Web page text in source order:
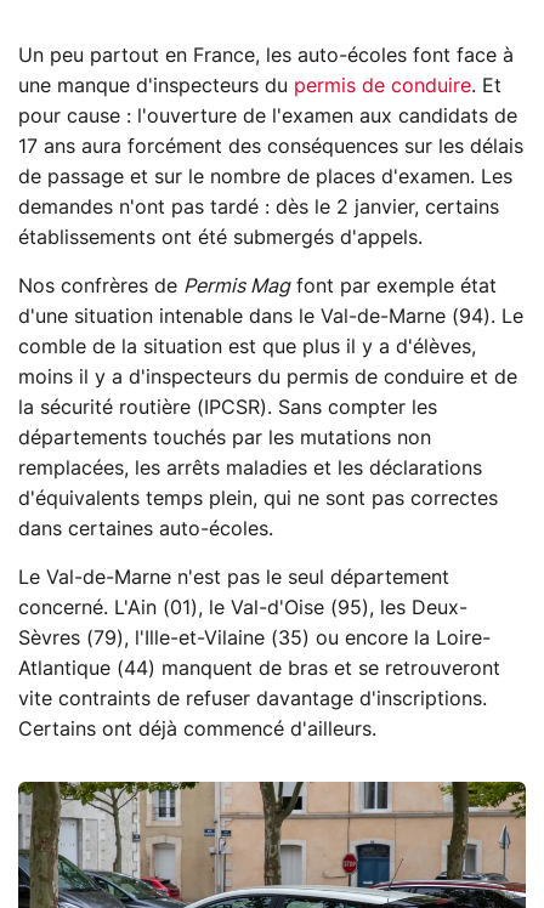
Un peu partout en France, les auto-écoles font face à
une manque d'inspecteurs du permis de conduire. Et
pour cause : l'ouverture de l'examen aux candidats de
17 ans aura forcément des conséquences sur les délais
de passage et sur le nombre de places d'examen. Les
demandes n'ont pas tardé : dès le 2 janvier, certains
établissements ont été submergés d'appels.
Nos confrères de Permis Magfont par exemple état
d'une situation intenable dans le Val-de-Marne (94). Le
comble de la situation est que plus il y a d'élèves,
moins il y a d'inspecteurs du permis de conduire et de
la sécurité routière (IPCSR). Sans compter les
départements touchés par les mutations non
remplacées, les arrêts maladies et les déclarations
d'équivalents temps plein, qui ne sont pas correctes
dans certaines auto-écoles.
Le Val-de-Marne n'est pas le seul département
concerné. L'Ain (01), le Val-d'Oise (95), les Deux-
Sèvres (79), l'Ille-et-Vilaine (35) ou encore la Loire-
Atlantique (44) manquent de bras et se retrouveront
vite contraints de refuser davantage d'inscriptions.
Certains ont déjà commencé d'ailleurs.